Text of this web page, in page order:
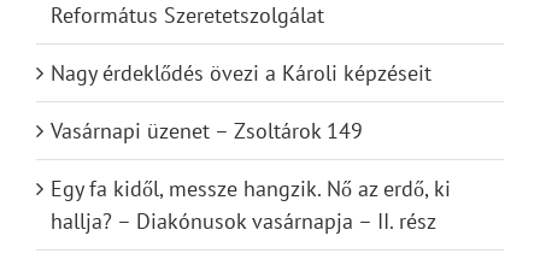
Református Szeretetszolgálat
Nagy érdeklődés övezi a Károli képzéseit
Vasárnapi üzenet – Zsoltárok 149
Egy fa kidől, messze hangzik. Nő az erdő, ki
hallja? – Diakónusok vasárnapja – II. rész